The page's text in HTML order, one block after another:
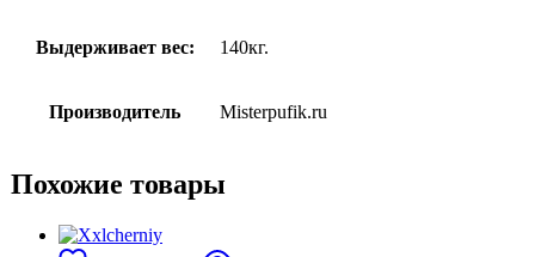
Выдерживает вес: 140кг.
Производитель Misterpufik.ru
Похожие товары